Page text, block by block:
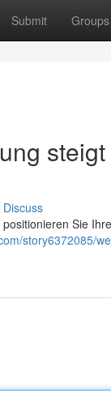
Submit Groups
Discuss
Sie
story6372085/